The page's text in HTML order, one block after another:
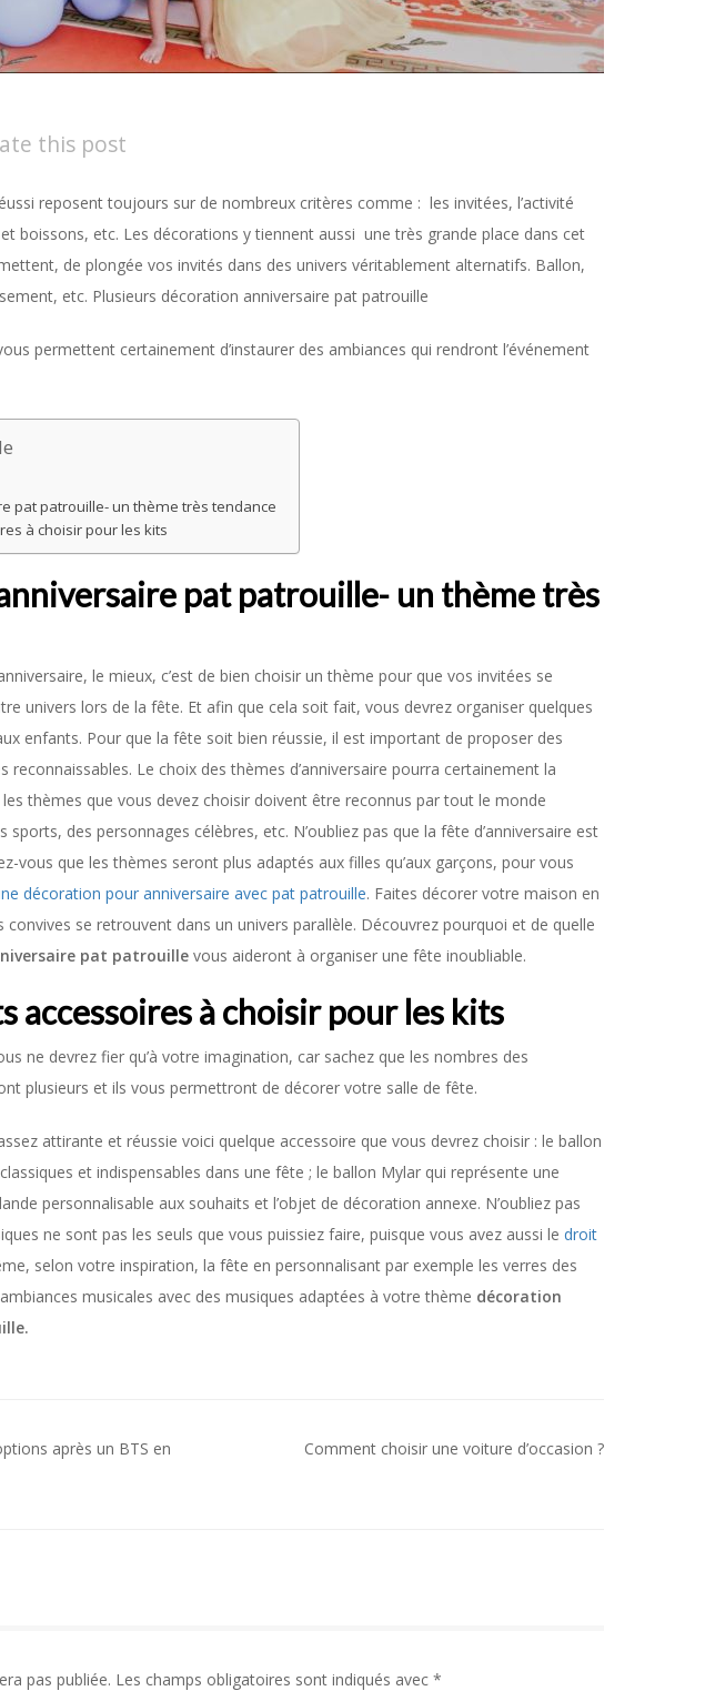
this post
reposent toujours sur de nombreux critères comme : les invitées, l’activité
boissons, etc. Les décorations y tiennent aussi une très grande place dans cet
de plongée vos invités dans des univers véritablement alternatifs. Ballon,
etc. Plusieurs décoration anniversaire pat patrouille
permettent certainement d’instaurer des ambiances qui rendront l’événement
pat patrouille- un thème très tendance
à choisir pour les kits
pat patrouille- un thème très
le mieux, c’est de bien choisir un thème pour que vos invitées se
univers lors de la fête. Et afin que cela soit fait, vous devrez organiser quelques
enfants. Pour que la fête soit bien réussie, il est important de proposer des
Le choix des thèmes d’anniversaire pourra certainement la
thèmes que vous devez choisir doivent être reconnus par tout le monde
sports, des personnages célèbres, etc. N’oubliez pas que la fête d’anniversaire est
vous que les thèmes seront plus adaptés aux filles qu’aux garçons, pour vous
décoration pour anniversaire avec pat patrouille. Faites décorer votre maison en
convives se retrouvent dans un univers parallèle. Découvrez pourquoi et de quelle
pat patrouille vous aideront à organiser une fête inoubliable.
accessoires à choisir pour les kits
ne devrez fier qu’à votre imagination, car sachez que les nombres des
plusieurs et ils vous permettront de décorer votre salle de fête.
attirante et réussie voici quelque accessoire que vous devrez choisir : le ballon
et indispensables dans une fête ; le ballon Mylar qui représente une
personnalisable aux souhaits et l’objet de décoration annexe. N’oubliez pas
ne sont pas les seuls que vous puissiez faire, puisque vous avez aussi le droit
selon votre inspiration, la fête en personnalisant par exemple les verres des
musicales avec des musiques adaptées à votre thème décoration
après un BTS en
Comment choisir une voiture d’occasion ?
pas publiée. Les champs obligatoires sont indiqués avec *